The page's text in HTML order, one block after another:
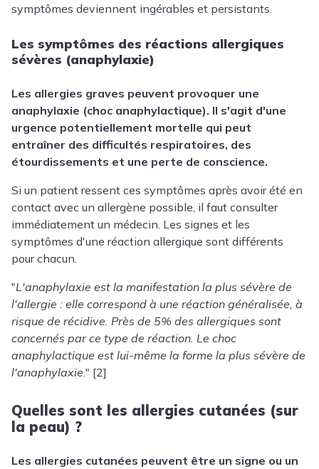
symptômes deviennent ingérables et persistants.
Les symptômes des réactions allergiques
sévères (anaphylaxie)
Les allergies graves peuvent provoquer une
anaphylaxie (choc anaphylactique). Il s'agit d'une
urgence potentiellement mortelle qui peut
entraîner des difficultés respiratoires, des
étourdissements et une perte de conscience.
Si un patient ressent ces symptômes après avoir été en
contact avec un allergène possible, il faut consulter
immédiatement un médecin. Les signes et les
symptômes d'une réaction allergique sont différents
pour chacun.
"L'anaphylaxie est la manifestation la plus sévère de
l'allergie : elle correspond à une réaction généralisée, à
risque de récidive. Près de 5% des allergiques sont
concernés par ce type de réaction. Le choc
anaphylactique est lui-même la forme la plus sévère de
l'anaphylaxie." [2]
Quelles sont les allergies cutanées (sur
la peau) ?
Les allergies cutanées peuvent être un signe ou un